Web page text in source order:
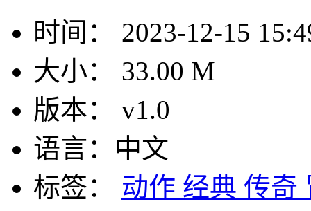
时间：
2023-12-15
大小：
33.00 M
版本：
v1.0
语言： 中文
标签：
动作 经典 传奇